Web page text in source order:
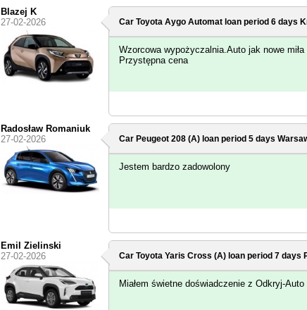
Blazej K
27-02-2026
Car Toyota Aygo Automat loan period 6 days
Wzorcowa wypożyczalnia.Auto jak nowe miła
Przystępna cena
Radosław Romaniuk
27-02-2026
Car Peugeot 208 (A) loan period 5 days
Jestem bardzo zadowolony
Emil Zielinski
27-02-2026
Car Toyota Yaris Cross (A) loan period 7 days
Miałem świetne doświadczenie z Odkryj-Auto